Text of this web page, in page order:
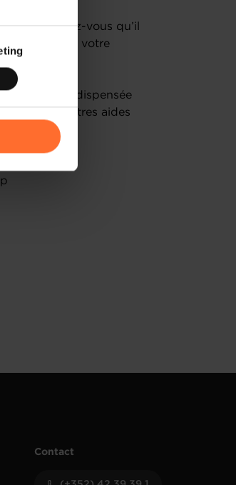
en
établi, savez-vous qu’il
pour lancer votre
dispensée
aperçu d’autres aides
contact
Contact